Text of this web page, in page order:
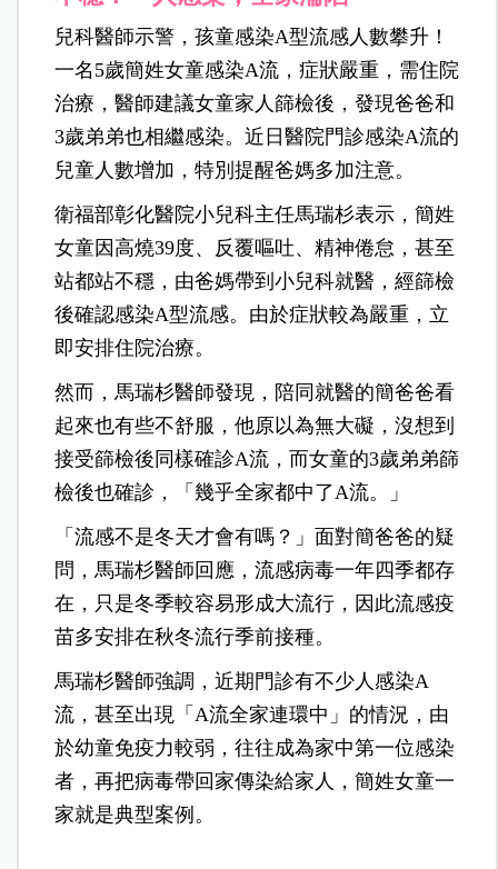
兒科醫師示警，孩童感染A型流感人數攀升！
一名5歲簡姓女童感染A流，症狀嚴重，需住院
治療，醫師建議女童家人篩檢後，發現爸爸和
3歲弟弟也相繼感染。近日醫院門診感染A流的
兒童人數增加，特別提醒爸媽多加注意。
衛福部彰化醫院小兒科主任馬瑞杉表示，簡姓
女童因高燒39度、反覆嘔吐、精神倦怠，甚至
站都站不穩，由爸媽帶到小兒科就醫，經篩檢
後確認感染A型流感。由於症狀較為嚴重，立
即安排住院治療。
然而，馬瑞杉醫師發現，陪同就醫的簡爸爸看
起來也有些不舒服，他原以為無大礙，沒想到
接受篩檢後同樣確診A流，而女童的3歲弟弟篩
檢後也確診，「幾乎全家都中了A流。」
「流感不是冬天才會有嗎？」面對簡爸爸的疑
問，馬瑞杉醫師回應，流感病毒一年四季都存
在，只是冬季較容易形成大流行，因此流感疫
苗多安排在秋冬流行季前接種。
馬瑞杉醫師強調，近期門診有不少人感染A
流，甚至出現「A流全家連環中」的情況，由
於幼童免疫力較弱，往往成為家中第一位感染
者，再把病毒帶回家傳染給家人，簡姓女童一
家就是典型案例。